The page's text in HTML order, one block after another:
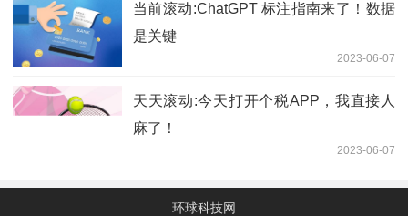
当前滚动:ChatGPT 标注指南来了！数据
是关键
2023-06-07
天天滚动:今天打开个税APP，我直接人
麻了！
2023-06-07
环球科技网